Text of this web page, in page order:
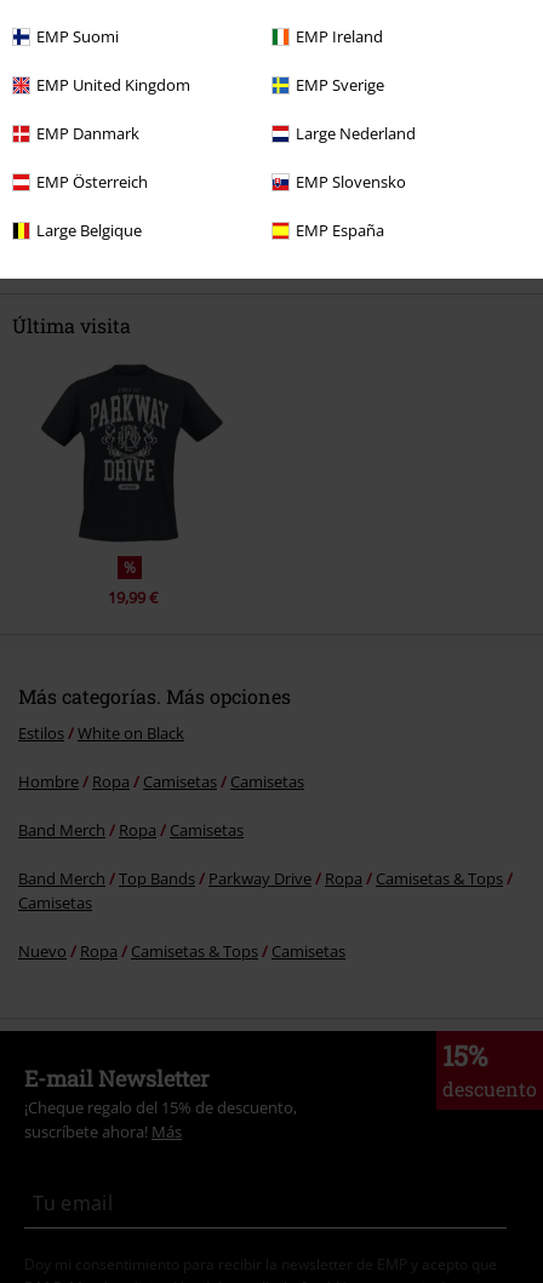
EMP Suomi EMP Ireland
EMP United Kingdom EMP Sverige
EMP Danmark Large Nederland
EMP Österreich EMP Slovensko
Large Belgique EMP España
Comentario
Enviar comentario
Última visita
%
19,99 €
Más categorías. Más opciones
Estilos White on Black
Hombre Ropa Camisetas Camisetas
Band Merch Ropa Camisetas
Band Merch Top Bands Parkway Drive Ropa
Camisetas & Tops
Camisetas
Nuevo Ropa Camisetas & Tops Camisetas
15%
descuento
E-mail Newsletter
¡Cheque regalo del 15% de descuento,
suscríbete ahora! Más
Doy mi consentimiento para recibir la newsletter de EMP y acepto que